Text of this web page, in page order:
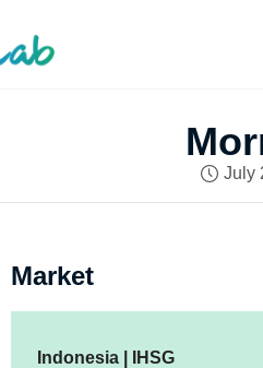
July
Market
Indonesia | IHSG